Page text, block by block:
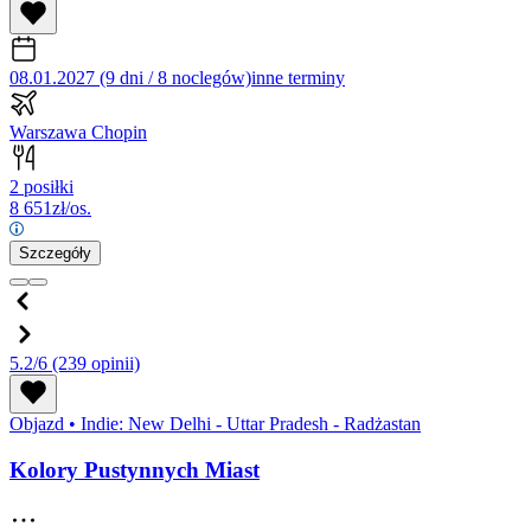
08.01.2027 (9 dni / 8 noclegów)inne terminy
Warszawa Chopin
2 posiłki
8 651zł/os.
Szczegóły
5.2/6 (239 opinii)
Objazd • Indie: New Delhi - Uttar Pradesh - Radżastan
Kolory Pustynnych Miast